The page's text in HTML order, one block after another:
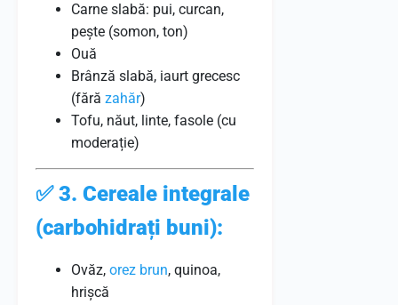
Carne slabă: pui, curcan,
pește (somon, ton)
Ouă
Brânză slabă, iaurt grecesc
(fără zahăr)
Tofu, năut, linte, fasole (cu
moderație)
✅3. Cereale integrale
(carbohidrați buni):
Ovăz, orez brun, quinoa,
hrișcă